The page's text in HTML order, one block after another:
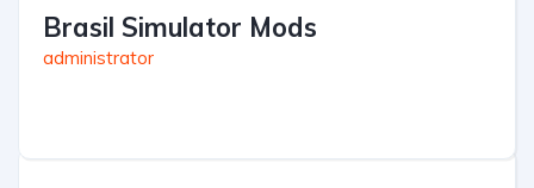
Brasil Simulator Mods
administrator